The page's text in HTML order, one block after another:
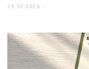
29.07.2026 -